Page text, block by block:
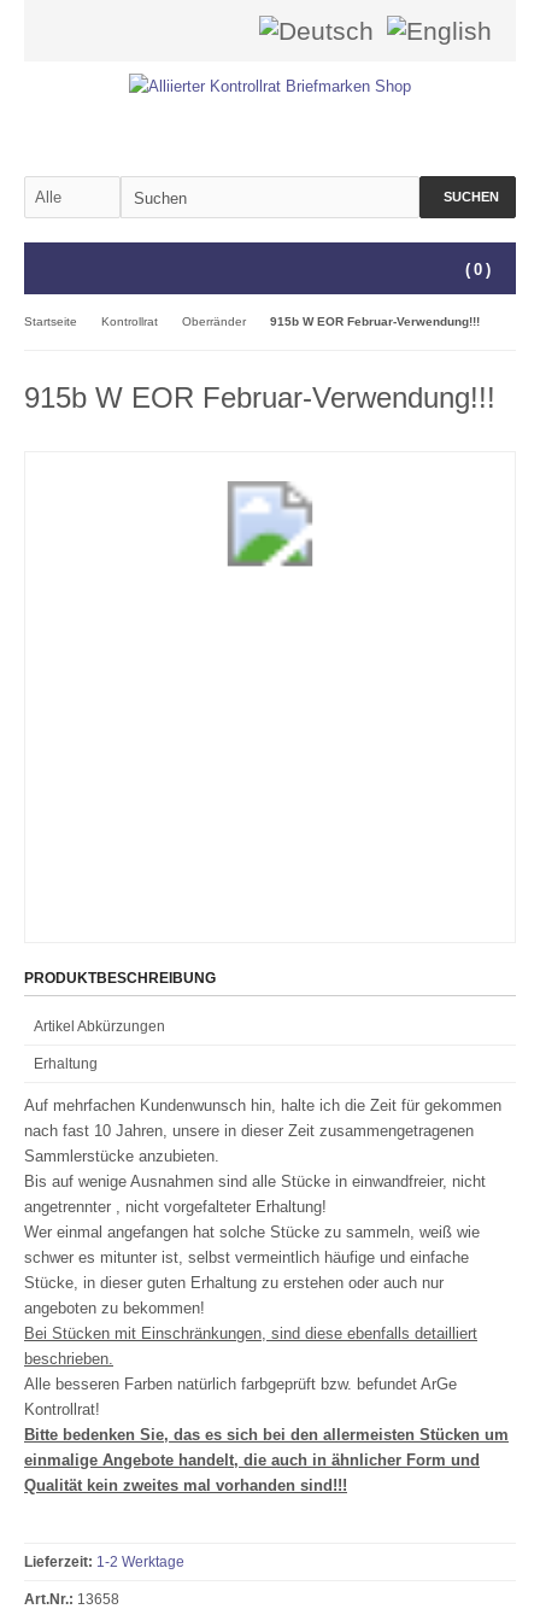
SUCHEN
( 0 )
Startseite Kontrollrat Oberränder 915b W EOR Februar-Verwendung!!!
915b W EOR Februar-Verwendung!!!
PRODUKTBESCHREIBUNG
Artikel Abkürzungen
Erhaltung
Auf mehrfachen Kundenwunsch hin, halte ich die Zeit für gekommen
nach fast 10 Jahren, unsere in dieser Zeit zusammengetragenen
Sammlerstücke anzubieten.
Bis auf wenige Ausnahmen sind alle Stücke in einwandfreier, nicht
angetrennter , nicht vorgefalteter Erhaltung!
Wer einmal angefangen hat solche Stücke zu sammeln, weiß wie
schwer es mitunter ist, selbst vermeintlich häufige und einfache
Stücke, in dieser guten Erhaltung zu erstehen oder auch nur
angeboten zu bekommen!
Bei Stücken mit Einschränkungen, sind diese ebenfalls detailliert
beschrieben.
Alle besseren Farben natürlich farbgeprüft bzw. befundet ArGe
Kontrollrat!
Bitte bedenken Sie, das es sich bei den allermeisten Stücken um
einmalige Angebote handelt, die auch in ähnlicher Form und
Qualität kein zweites mal vorhanden sind!!!
Lieferzeit: 1-2 Werktage
Art.Nr.: 13658